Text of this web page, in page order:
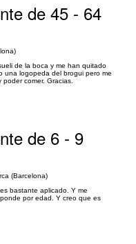
de 45 - 64
de la boca y me han quitado
una logopeda del brogui pero me
comer. Gracias.
de 6 - 9
(Barcelona)
bastante aplicado. Y me
por edad. Y creo que es